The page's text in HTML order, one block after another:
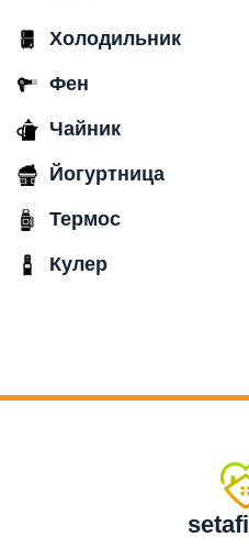
Холодильник
Фен
Чайник
Йогуртница
Термос
Кулер
setafi